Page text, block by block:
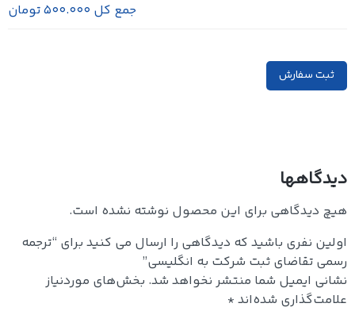
جمع کل500.000 تومان
ثبت سفارش
دیدگاهها
هیچ دیدگاهی برای این محصول نوشته نشده است.
اولین نفری باشید که دیدگاهی را ارسال می کنید برای “ترجمه
رسمی تقاضای ثبت شرکت به انگلیسی”
نشانی ایمیل شما منتشر نخواهد شد.بخش‌های موردنیاز
علامت‌گذاری شده‌اند*